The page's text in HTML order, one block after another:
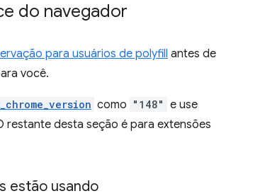
do navegador
para usuários de polyfill antes de
você.
como "148" e use
restante desta seção é para extensões
estão usando